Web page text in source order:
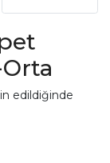
edildiğinde